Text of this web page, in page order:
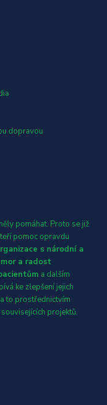
dopravou
pomáhat. Proto se již
pomoc opravdu
s národní a
a radost
a dalším
ke zlepšení jejich
to prostřednictvím
projektů.